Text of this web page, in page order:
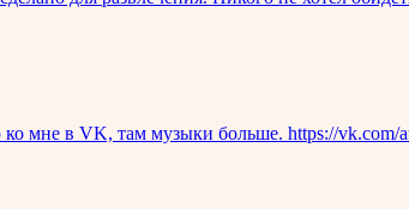
мне в VK, там музыки больше. https://vk.com/